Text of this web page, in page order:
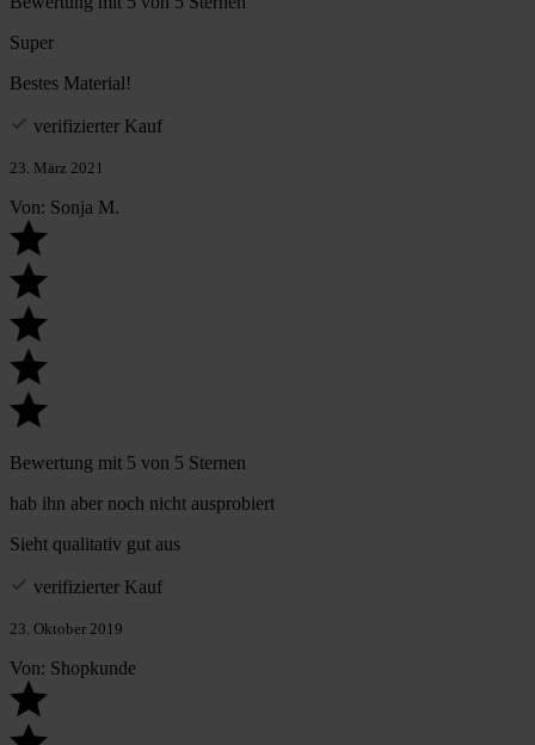
Super
Bestes Material!
verifizierter Kauf
23. März 2021
Von: Sonja M.
Bewertung mit 5 von 5 Sternen
hab ihn aber noch nicht ausprobiert
Sieht qualitativ gut aus
verifizierter Kauf
23. Oktober 2019
Von: Shopkunde